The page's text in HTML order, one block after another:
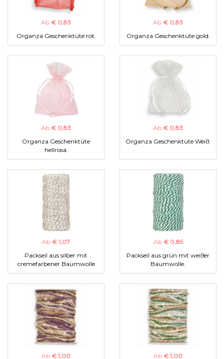
Ab € 0,83
Organza Geschenktüte rot.
Ab € 0,83
Organza Geschenktüte gold.
Ab € 0,83
Organza Geschenktüte
hellrosa.
Ab € 0,83
Organza Geschenktüte Weiß.
Ab € 1,07
Packseil aus silber mit
cremefarbener Baumwolle
Ab € 0,85
Packseil aus grün mit weißer
Baumwolle.
Ab € 1,00 Ab € 1,00